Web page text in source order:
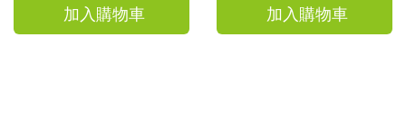
加入購物車 加入購物車